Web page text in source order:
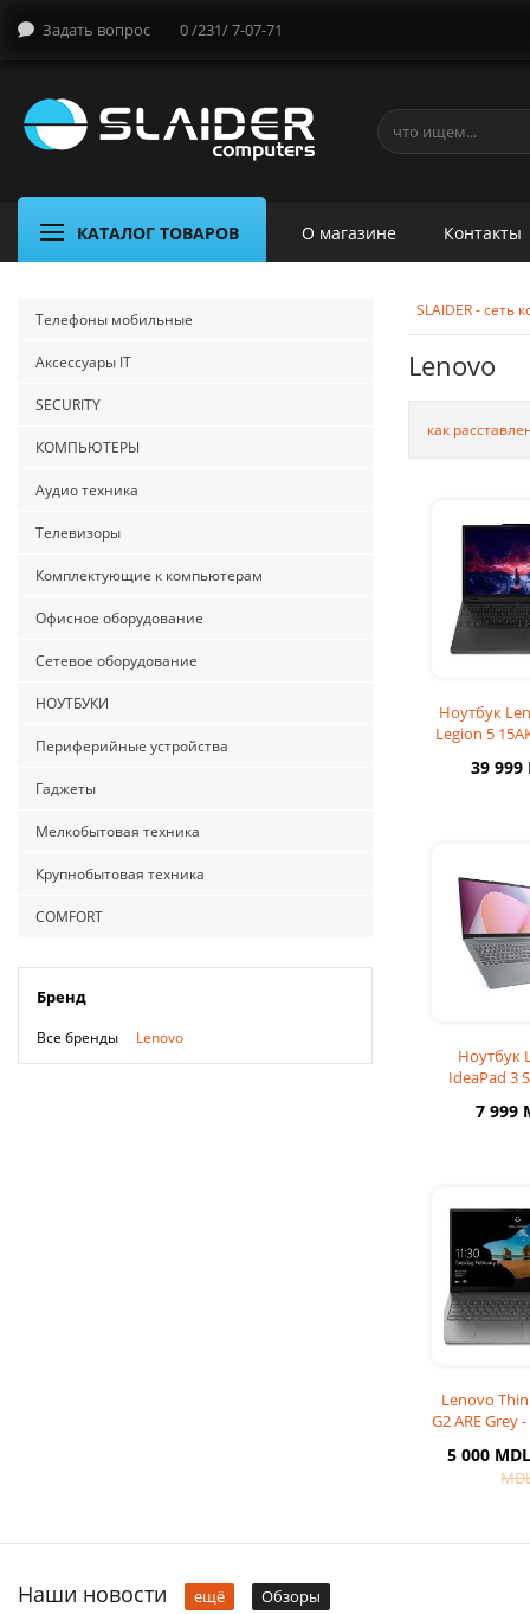
Задать вопрос 0 /231/ 7-07-71
КАТАЛОГ ТОВАРОВ О магазине Контакты
Телефоны мобильные
Аксессуары IT
SECURITY
КОМПЬЮТЕРЫ
Аудио техника
Телевизоры
Комплектующие к компьютерам
Офисное оборудование
Сетевое оборудование
НОУТБУКИ
Периферийные устройства
Гаджеты
Мелкобытовая техника
Крупнобытовая техника
COMFORT
Бренд
Все бренды Lenovo
SLAIDER - сеть
Lenovo
как
Ноутбук
Legion 5
39 999
Ноутбук
IdeaPad 3
256GB
7 999
Lenovo
G2 ARE Grey
5 000 MDL
Наши новости ещё Обзоры